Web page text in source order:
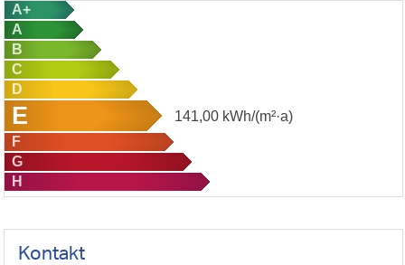
A+
A
B
C
D
E 141,00 kWh/(m²·a)
F
G
H
Kontakt